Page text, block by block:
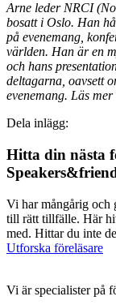
Arne leder NRCI
bosatt i Oslo. Han
på evenemang,
världen. Han är en
och hans
deltagarna, oavsett
evenemang. Läs
Dela inlägg:
Hitta din nästa
Vi har mångårig och
till rätt tillfälle. Här
med. Hittar du inte
Utforska föreläsare
Vi är specialister på